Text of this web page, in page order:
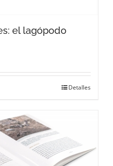
el lagópodo
Detalles